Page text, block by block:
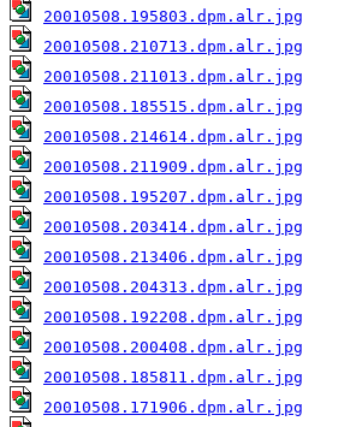
20010508.195803.dpm.alr.jpg
20010508.210713.dpm.alr.jpg
20010508.211013.dpm.alr.jpg
20010508.185515.dpm.alr.jpg
20010508.214614.dpm.alr.jpg
20010508.211909.dpm.alr.jpg
20010508.195207.dpm.alr.jpg
20010508.203414.dpm.alr.jpg
20010508.213406.dpm.alr.jpg
20010508.204313.dpm.alr.jpg
20010508.192208.dpm.alr.jpg
20010508.200408.dpm.alr.jpg
20010508.185811.dpm.alr.jpg
20010508.171906.dpm.alr.jpg